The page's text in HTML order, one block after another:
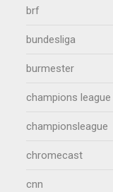
brf
bundesliga
burmester
champions league
championsleague
chromecast
cnn